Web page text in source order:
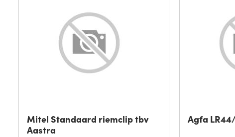
Mitel Standaard riemclip tbv
Aastra
Agfa